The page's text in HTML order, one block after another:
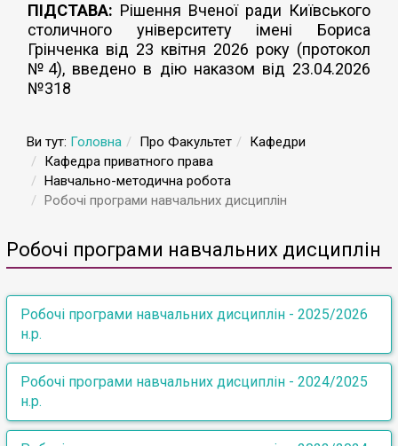
ПІДСТАВА: Рішення Вченої ради Київського
столичного університету імені Бориса
Грінченка від 23 квітня 2026 року (протокол
№4), введено в дію наказом від 23.04.2026
№318
Ви тут: Головна Про Факультет
Кафедри
Кафедра приватного права
Навчально-методична робота
Робочі програми навчальних дисциплін
Робочі програми навчальних дисциплін
Робочі програми навчальних дисциплін - 2025/2026
н.р.
Освітньо-професійна програма Право
І курс
Робочі програми навчальних дисциплін - 2024/2025
н.р.